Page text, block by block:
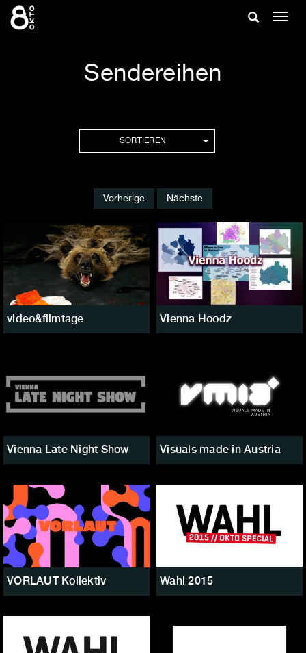
Zum
Inhalt
Suche
Sendereihen
SendereihenSORTIEREN
Vorherige Nächste
video&filmtage Vienna Hoodz
Vienna Late Night Show Visuals made in Austria
VORLAUT Kollektiv Wahl 2015